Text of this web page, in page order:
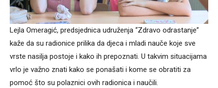
Lejla Omeragić, predsjednica udruženja “Zdravo odrastanje”
kaže da su radionice prilika da djeca i mladi nauče koje sve
vrste nasilja postoje i kako ih prepoznati. U takvim situacijama
vrlo je važno znati kako se ponašati i kome se obratiti za
pomoć što su polaznici ovih radionica i naučili.